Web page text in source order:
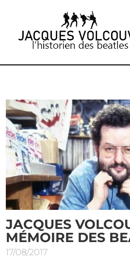
JACQUES
MÉMOIRE DES
17/08/2017